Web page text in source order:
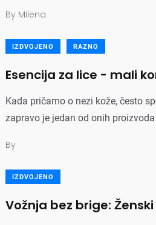
By Milena
IZDVOJENO RAZNO
Esencija za lice - mali
Kada pričamo o nezi kože, često
zapravo je jedan od onih
By
IZDVOJENO
Vožnja bez brige: